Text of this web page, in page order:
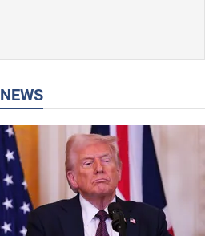
NEWS